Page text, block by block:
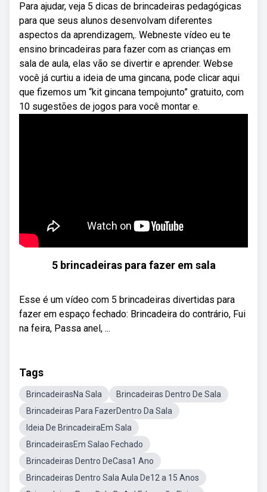
Para ajudar, veja 5 dicas de brincadeiras pedagógicas
para que seus alunos desenvolvam diferentes
aspectos da aprendizagem,. Webneste vídeo eu te
ensino brincadeiras para fazer com as crianças em
sala de aula, elas vão se divertir e aprender. Webse
você já curtiu a ideia de uma gincana, pode clicar aqui
que fizemos um “kit gincana tempojunto” gratuito, com
10 sugestões de jogos para você montar e.
5 brincadeiras para fazer em sala
Esse é um vídeo com 5 brincadeiras divertidas para
fazer em espaço fechado: Brincadeira do contrário, Fui
na feira, Passa anel, ...
Tags
BrincadeirasNa Sala
Brincadeiras Dentro De Sala
Brincadeiras Para FazerDentro Da Sala
Ideia De BrincadeiraEm Sala
BrincadeirasEm Salao Fechado
Brincadeiras Dentro DeCasa1 Ano
Brincadeiras Dentro Sala Aula De12 a 15 Anos